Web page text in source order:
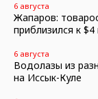
6 августа
Жапаров:
приблизился к
6 августа
Водолазы из
на Иссык-Куле